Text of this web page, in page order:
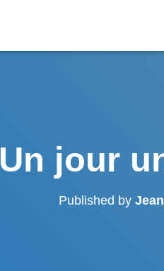
Un jour
Published by